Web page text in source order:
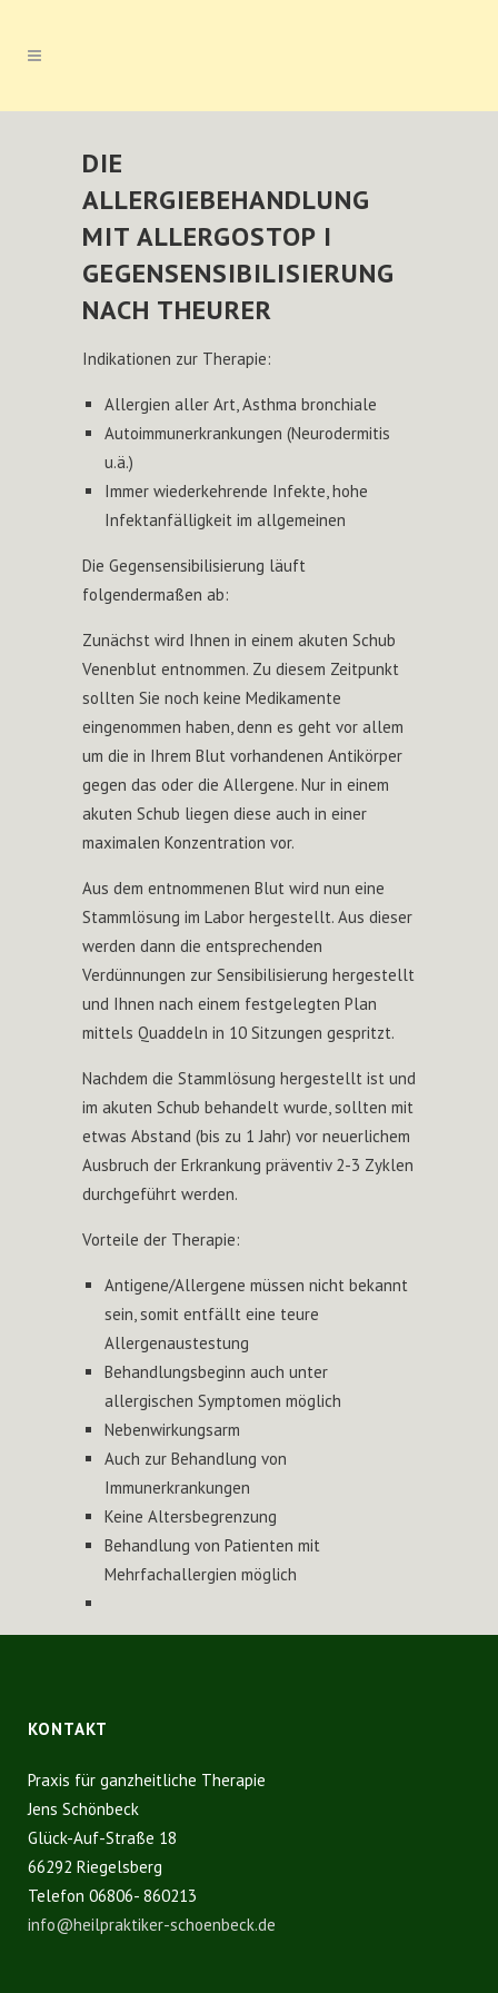
DIE
ALLERGIEBEHANDLUNG
MIT ALLERGOSTOP I
GEGENSENSIBILISIERUNG
NACH THEURER
Indikationen zur Therapie:
Allergien aller Art, Asthma bronchiale
Autoimmunerkrankungen (Neurodermitis
u.ä.)
Immer wiederkehrende Infekte, hohe
Infektanfälligkeit im allgemeinen
Die Gegensensibilisierung läuft
folgendermaßen ab:
Zunächst wird Ihnen in einem akuten Schub
Venenblut entnommen. Zu diesem Zeitpunkt
sollten Sie noch keine Medikamente
eingenommen haben, denn es geht vor allem
um die in Ihrem Blut vorhandenen Antikörper
gegen das oder die Allergene. Nur in einem
akuten Schub liegen diese auch in einer
maximalen Konzentration vor.
Aus dem entnommenen Blut wird nun eine
Stammlösung im Labor hergestellt. Aus dieser
werden dann die entsprechenden
Verdünnungen zur Sensibilisierung hergestellt
und Ihnen nach einem festgelegten Plan
mittels Quaddeln in 10 Sitzungen gespritzt.
Nachdem die Stammlösung hergestellt ist und
im akuten Schub behandelt wurde, sollten mit
etwas Abstand (bis zu 1 Jahr) vor neuerlichem
Ausbruch der Erkrankung präventiv 2-3 Zyklen
durchgeführt werden.
Vorteile der Therapie:
Antigene/Allergene müssen nicht bekannt
sein, somit entfällt eine teure
Allergenaustestung
Behandlungsbeginn auch unter
allergischen Symptomen möglich
Nebenwirkungsarm
Auch zur Behandlung von
Immunerkrankungen
Keine Altersbegrenzung
Behandlung von Patienten mit
Mehrfachallergien möglich
KONTAKT
Praxis für ganzheitliche Therapie
Jens Schönbeck
Glück-Auf-Straße 18
66292 Riegelsberg
Telefon 06806- 860213
info@heilpraktiker-schoenbeck.de